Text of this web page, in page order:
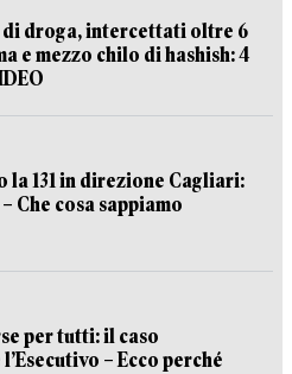
droga, intercettati oltre 6
e mezzo chilo di hashish: 4
131 in direzione Cagliari:
Che cosa sappiamo
per tutti: il caso
– Ecco perché